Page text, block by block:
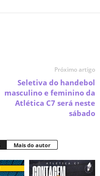
Próximo artigo
Seletiva do handebol
masculino e feminino da
Atlética C7 será neste
sábado
Mais do autor